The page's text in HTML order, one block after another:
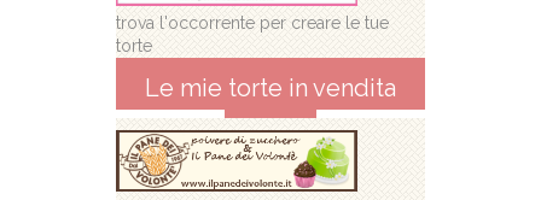
trova l'occorrente per creare le tue
torte
Le mie torte in vendita